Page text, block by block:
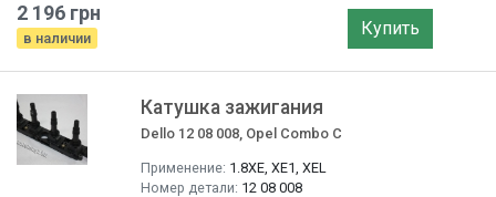
2 196 грн
в наличии Купить
Катушка зажигания
Dello 12 08 008, Opel Combo C
Применение: 1.8XE, XE1, XEL
Номер детали: 12 08 008